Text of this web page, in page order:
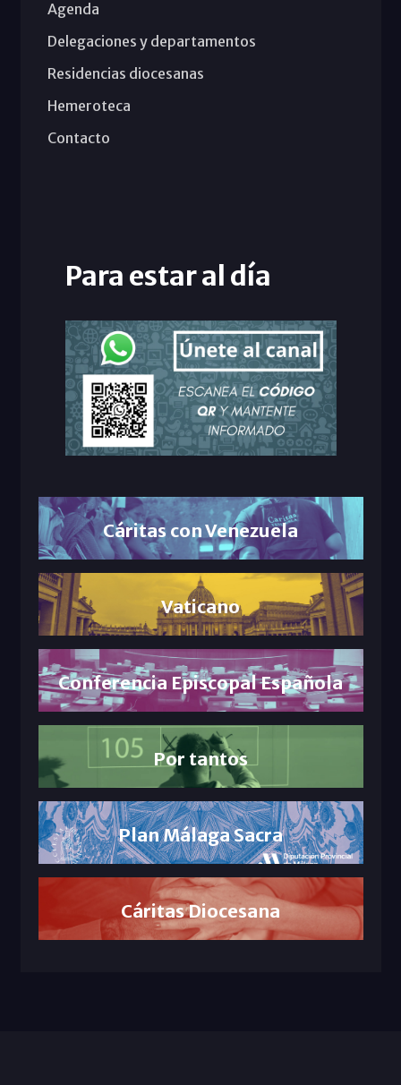
Agenda
Delegaciones y departamentos
Residencias diocesanas
Hemeroteca
Contacto
Para estar al día
Cáritas con Venezuela
Vaticano
Conferencia Episcopal Española
Por tantos
Plan Málaga Sacra
Cáritas Diocesana